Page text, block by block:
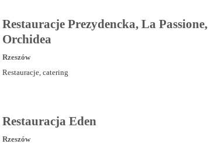
Restauracje Prezydencka, La Passione,
Orchidea
Rzeszów
Restauracje, catering
Restauracja Eden
Rzeszów